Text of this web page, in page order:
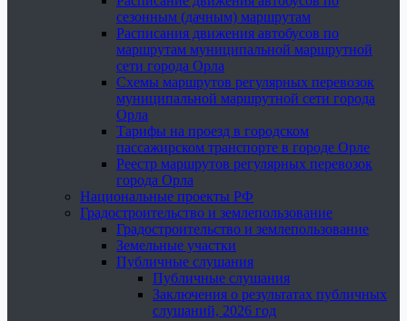
сезонным (дачным) маршрутам
Расписания движения автобусов по
маршрутам муниципальной маршрутной
сети города Орла
Схемы маршрутов регулярных перевозок
муниципальной маршрутной сети города
Орла
Тарифы на проезд в городском
пассажирском транспорте в городе Орле
Реестр маршрутов регулярных перевозок
города Орла
Национальные проекты РФ
Градостроительство и землепользование
Градостроительство и землепользование
Земельные участки
Публичные слушания
Публичные слушания
Заключения о результатах публичных
слушаний, 2026 год